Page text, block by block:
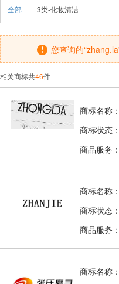
全部 3类-化妆清洁
您查询的
相关商标共46件
商标名称：
商标状态：
商品服务：
商标名称：
商标状态：
商品服务：
商标名称：